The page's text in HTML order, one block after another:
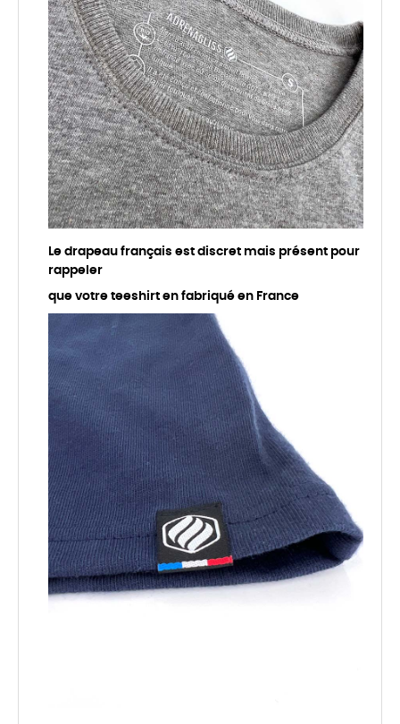
Le drapeau français est discret mais présent pour
rappeler
que votre teeshirt en fabriqué en France